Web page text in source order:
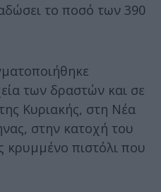
το ποσό των 390
των δραστών και σε
Κυριακής, στη Νέα
στην κατοχή του
κρυμμένο πιστόλι που